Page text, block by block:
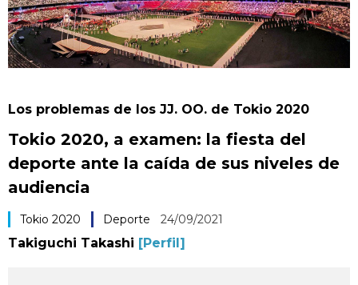
Français
Sociedad
Vida
Guía de Japón
Los problemas de los JJ. OO. de Tokio 2020
Tokio 2020, a examen: la fiesta del
deporte ante la caída de sus niveles de
audiencia
Tokio 2020 Deporte 24/09/2021
Takiguchi Takashi [Perfil]